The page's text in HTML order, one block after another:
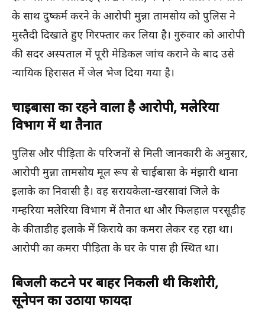
के साथ दुष्कर्म करने के आरोपी मुन्ना तामसोय को पुलिस ने
मुस्तैदी दिखाते हुए गिरफ्तार कर लिया है। गुरुवार को आरोपी
की सदर अस्पताल में पूरी मेडिकल जांच कराने के बाद उसे
न्यायिक हिरासत में जेल भेज दिया गया है।
चाईबासा का रहने वाला है आरोपी, मलेरिया
विभाग में था तैनात
पुलिस और पीड़िता के परिजनों से मिली जानकारी के अनुसार,
आरोपी मुन्ना तामसोय मूल रूप से चाईबासा के मंझारी थाना
इलाके का निवासी है। वह सरायकेला-खरसावां जिले के
गम्हरिया मलेरिया विभाग में तैनात था और फिलहाल परसूडीह
के कीताडीह इलाके में किराये का कमरा लेकर रह रहा था।
आरोपी का कमरा पीड़िता के घर के पास ही स्थित था।
बिजली कटने पर बाहर निकली थी किशोरी,
सूनेपन का उठाया फायदा